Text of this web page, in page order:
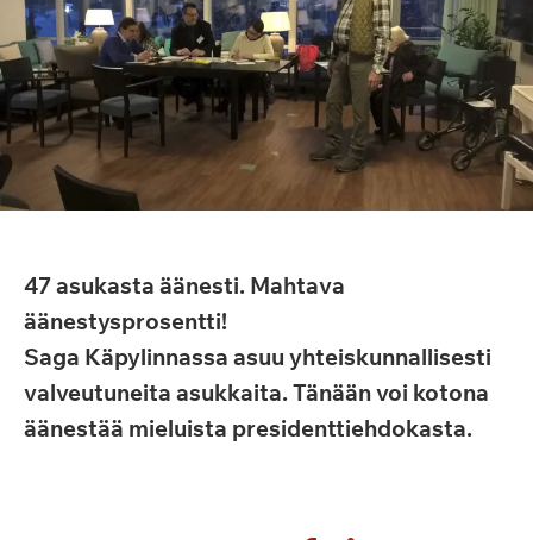
47 asukasta äänesti. Mahtava
äänestysprosentti!
Saga Käpylinnassa asuu yhteiskunnallisesti
valveutuneita asukkaita. Tänään voi kotona
äänestää mieluista presidenttiehdokasta.